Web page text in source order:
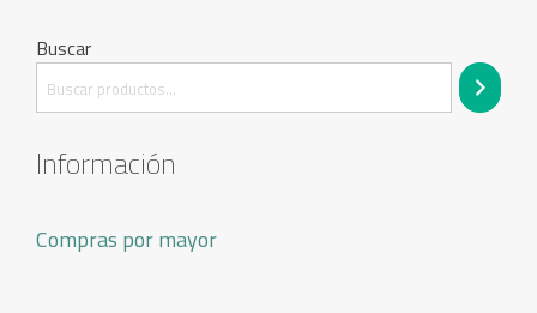
Buscar
Información
Compras por mayor